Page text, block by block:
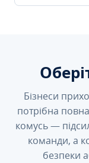
Бізнеси
потрібна
комусь —
команди, а
безпеки